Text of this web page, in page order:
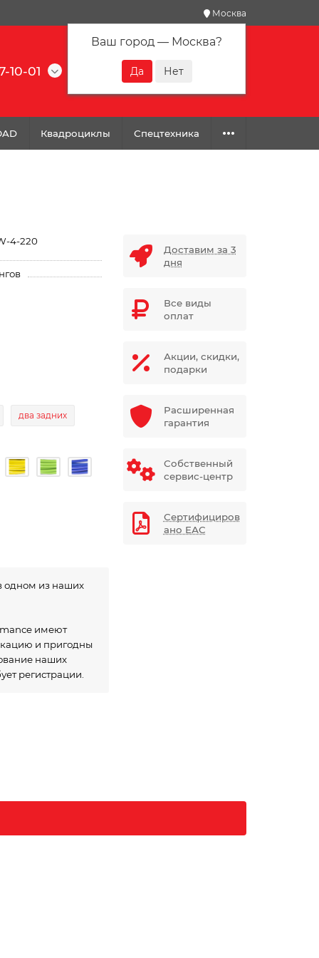
Москва
Ваш город — Москва?
10-01
Квадроциклы Спецтехника
4-220
два задних
одном из наших
имеют
и пригодны
наших
регистрации.
Доставим за 3
дня
Все виды
оплат
Акции, скидки,
подарки
Расширенная
гарантия
Собственный
сервис-центр
Сертифициров
ано ЕАС